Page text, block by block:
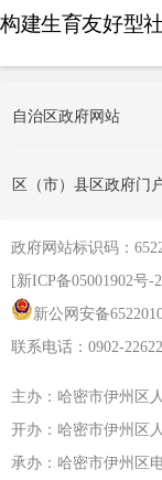
构建生育友好型
自治区政府网站
区（市）县区政府门
政府网站标识码：
[新ICP备05001902号-
新公网安备
联系电话：0902-
主办：哈密市伊州区
开办：哈密市伊州区
承办：哈密市伊州区